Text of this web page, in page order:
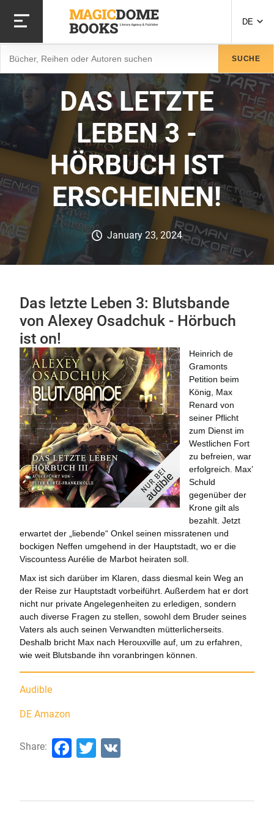
zum
Inhalt
DE
SUCHE
DAS LETZTE
LEBEN 3 -
HÖRBUCH IST
ERSCHEINEN!
January 23, 2024
Das letzte Leben 3: Blutsbande
von Alexey Osadchuk - Hörbuch
ist on!
Heinrich de
Gramonts
Petition beim
König, Max
Renard von
seiner Pflicht
zum Dienst im
Westlichen Fort
zu befreien, war
erfolgreich. Max’
Schuld
gegenüber der
Krone gilt als
bezahlt. Jetzt
erwartet der „liebende“ Onkel seinen missratenen und
bockigen Neffen umgehend in der Hauptstadt, wo er die
Viscountess Aurélie de Marbot heiraten soll.
Max ist sich darüber im Klaren, dass diesmal kein Weg an
der Reise zur Hauptstadt vorbeiführt. Außerdem hat er dort
nicht nur private Angelegenheiten zu erledigen, sondern
auch diverse Fragen zu stellen, sowohl dem Bruder seines
Vaters als auch seinen Verwandten mütterlicherseits.
Deshalb bricht Max nach Herouxville auf, um zu erfahren,
wie weit Blutsbande ihn voranbringen können.
Audible
DE Amazon
Share: Facebook
Twitter